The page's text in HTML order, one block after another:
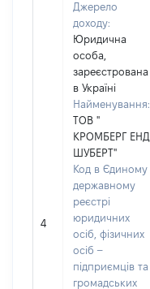
4
Джерело
доходу:
Юридична
особа,
зареєстрована
в Україні
Найменування:
ТОВ "
КРОМБЕРГ ЕНД
ШУБЕРТ"
Код в Єдиному
державному
реєстрі
юридичних
осіб, фізичних
осіб –
підприємців та
громадських